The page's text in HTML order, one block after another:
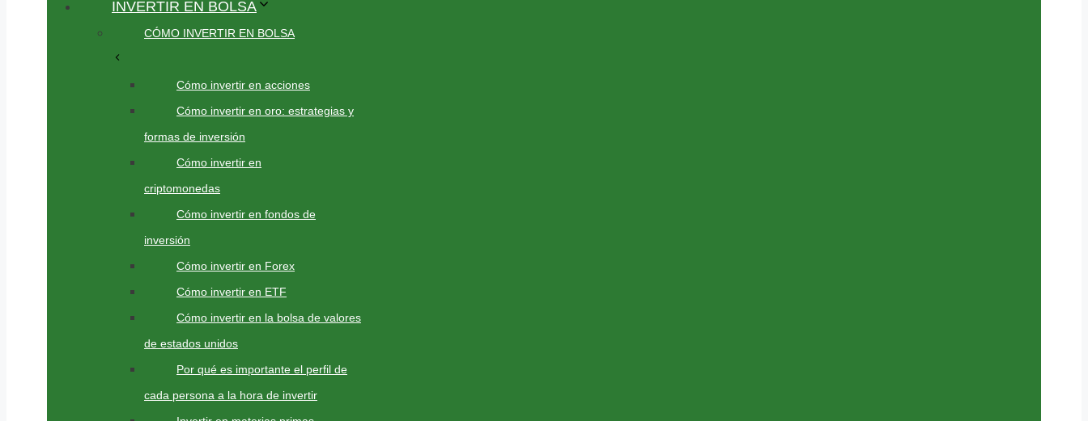
INVERTIR EN BOLSA
CÓMO INVERTIR EN BOLSA
Cómo invertir en acciones
Cómo invertir en oro: estrategias y
formas de inversión
Cómo invertir en
criptomonedas
Cómo invertir en fondos de
inversión
Cómo invertir en Forex
Cómo invertir en ETF
Cómo invertir en la bolsa de valores
de estados unidos
Por qué es importante el perfil de
cada persona a la hora de invertir